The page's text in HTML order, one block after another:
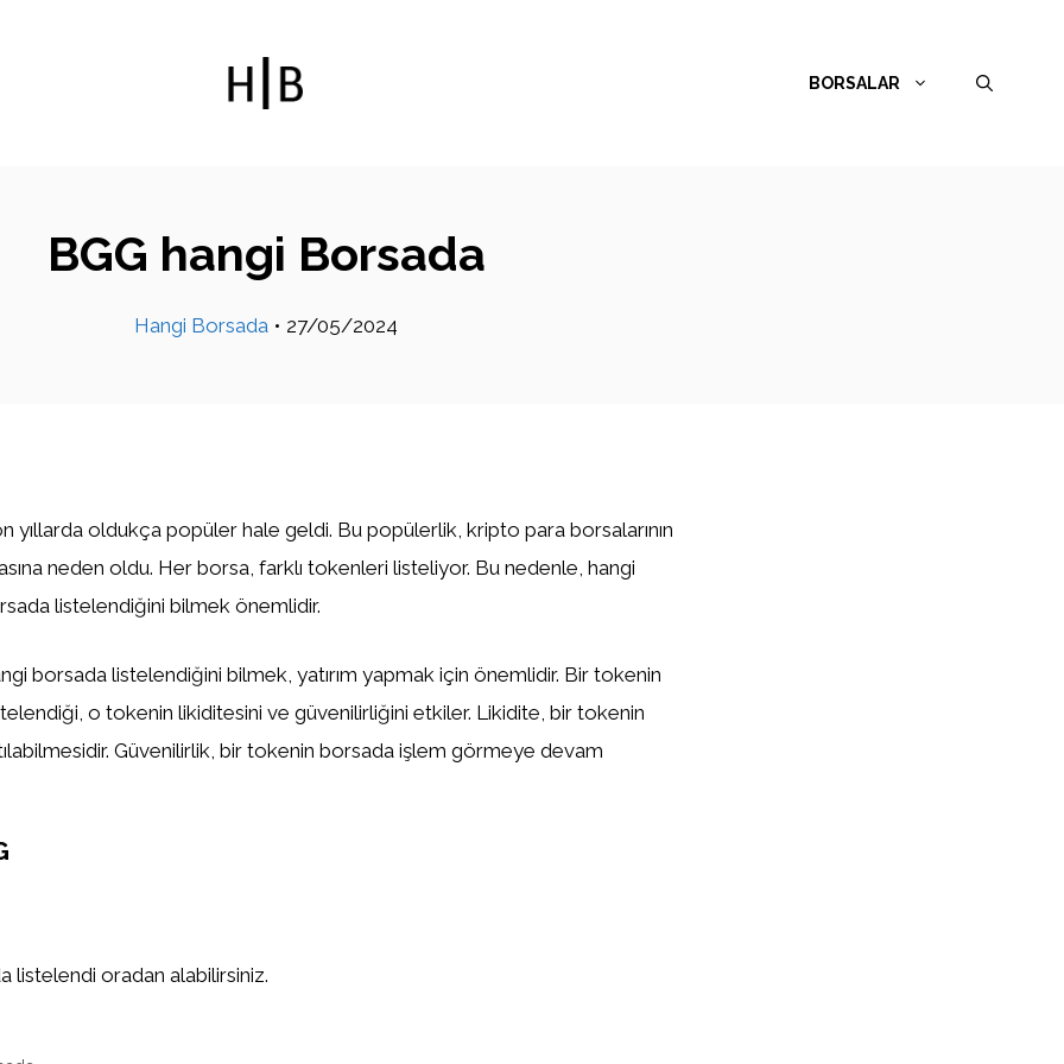
BORSALAR
BGG hangi Borsada
Hangi Borsada • 27/05/2024
yıllarda oldukça popüler hale geldi. Bu popülerlik, kripto para borsalarının
neden oldu. Her borsa, farklı tokenleri listeliyor. Bu nedenle, hangi
listelendiğini bilmek önemlidir.
borsada listelendiğini bilmek, yatırım yapmak için önemlidir. Bir tokenin
o tokenin likiditesini ve güvenilirliğini etkiler. Likidite, bir tokenin
Güvenilirlik, bir tokenin borsada işlem görmeye devam
listelendi oradan alabilirsiniz.